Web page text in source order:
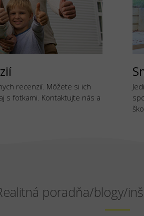
recenzií. Môžete si ich
s fotkami. Kontaktujte nás a
poradňa/blogy/